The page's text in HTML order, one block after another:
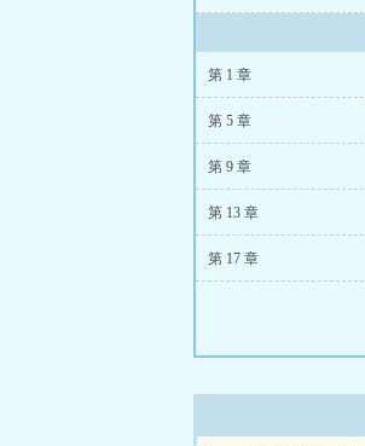
第 1 章
第 5 章
第 9 章
第 13 章
第 17 章